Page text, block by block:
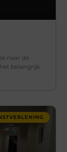
naar de
belangrijk